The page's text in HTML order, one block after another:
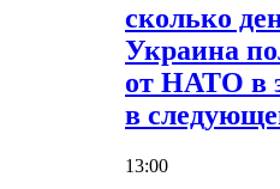
сколько
Украина
от НАТО в
в
13:00